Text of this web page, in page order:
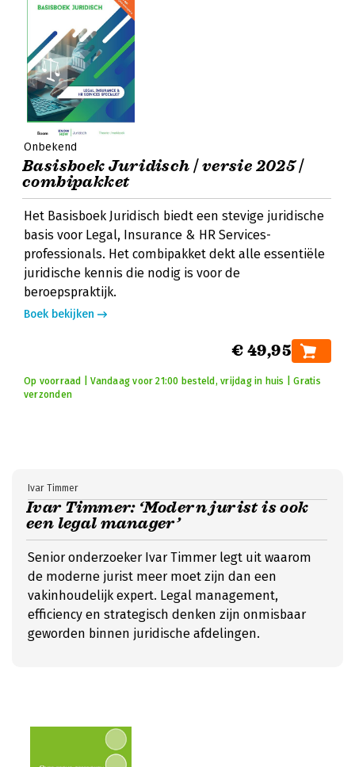
Onbekend
Basisboek Juridisch | versie 2025 |
combipakket
Het Basisboek Juridisch biedt een stevige juridische
basis voor Legal, Insurance & HR Services-
professionals. Het combipakket dekt alle essentiële
juridische kennis die nodig is voor de
beroepspraktijk.
Boek bekijken
€ 49,95
Op voorraad | Vandaag voor 21:00 besteld, vrijdag in huis | Gratis
verzonden
Ivar Timmer: ‘Modern jurist is ook
een legal manager’
Ivar Timmer
Senior onderzoeker Ivar Timmer legt uit waarom
de moderne jurist meer moet zijn dan een
vakinhoudelijk expert. Legal management,
efficiency en strategisch denken zijn onmisbaar
geworden binnen juridische afdelingen.